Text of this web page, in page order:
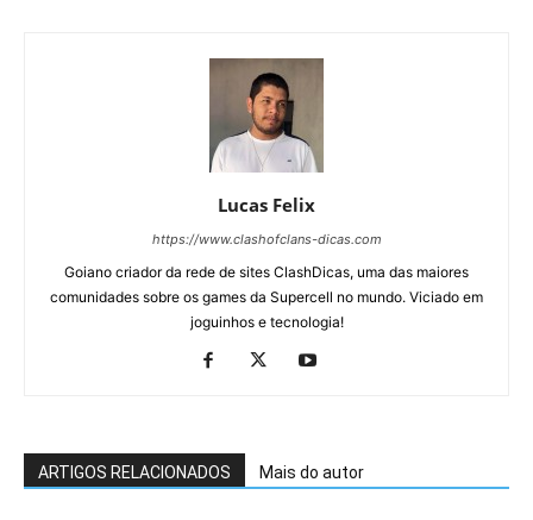
Lucas Felix
https://www.clashofclans-dicas.com
Goiano criador da rede de sites ClashDicas, uma das maiores
comunidades sobre os games da Supercell no mundo. Viciado em
joguinhos e tecnologia!
ARTIGOS RELACIONADOS Mais do autor